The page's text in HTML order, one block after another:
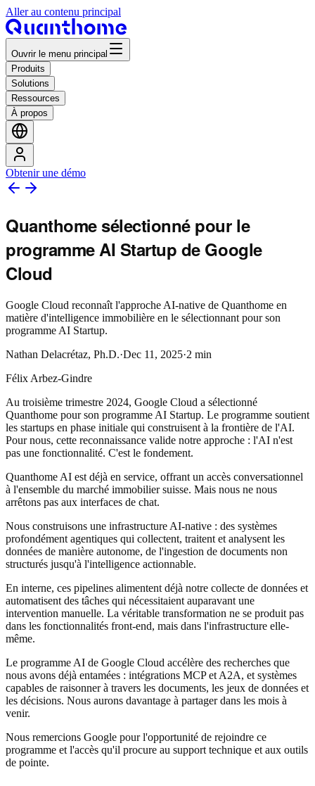
Aller au contenu principal
Ouvrir le menu principal
Produits
Solutions
Ressources
À propos
Obtenir une démo
Quanthome sélectionné pour le
programme AI Startup de Google
Cloud
Google Cloud reconnaît l'approche AI-native de Quanthome en
matière d'intelligence immobilière en le sélectionnant pour son
programme AI Startup.
Nathan Delacrétaz, Ph.D.·Dec 11, 2025·2 min
Félix Arbez-Gindre
Au troisième trimestre 2024, Google Cloud a sélectionné
Quanthome pour son programme AI Startup. Le programme soutient
les startups en phase initiale qui construisent à la frontière de l'AI.
Pour nous, cette reconnaissance valide notre approche : l'AI n'est
pas une fonctionnalité. C'est le fondement.
Quanthome AI est déjà en service, offrant un accès conversationnel
à l'ensemble du marché immobilier suisse. Mais nous ne nous
arrêtons pas aux interfaces de chat.
Nous construisons une infrastructure AI-native : des systèmes
profondément agentiques qui collectent, traitent et analysent les
données de manière autonome, de l'ingestion de documents non
structurés jusqu'à l'intelligence actionnable.
En interne, ces pipelines alimentent déjà notre collecte de données et
automatisent des tâches qui nécessitaient auparavant une
intervention manuelle. La véritable transformation ne se produit pas
dans les fonctionnalités front-end, mais dans l'infrastructure elle-
même.
Le programme AI de Google Cloud accélère des recherches que
nous avons déjà entamées : intégrations MCP et A2A, et systèmes
capables de raisonner à travers les documents, les jeux de données et
les décisions. Nous aurons davantage à partager dans les mois à
venir.
Nous remercions Google pour l'opportunité de rejoindre ce
programme et l'accès qu'il procure au support technique et aux outils
de pointe.